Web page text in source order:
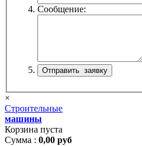
Сообщение:
×
Строительные
машины
Корзина пуста
Сумма : 0,00 руб